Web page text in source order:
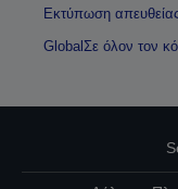
Εκτύπωση
GlobalΣε όλον τον